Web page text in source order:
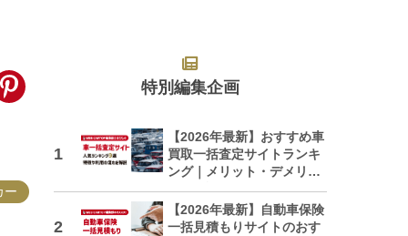
ー
特別編集企画
【2026年最新】おすすめ車
買取一括査定サイトランキ
ング｜メリット・デメリッ
トも解説
【2026年最新】自動車保険
一括見積もりサイトのおす